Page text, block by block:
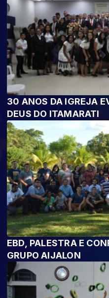
30 ANOS DA IGREJA
DEUS DO ITAMARATI
EBD, PALESTRA E
GRUPO AIJALON